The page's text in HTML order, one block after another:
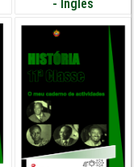
- Inglês